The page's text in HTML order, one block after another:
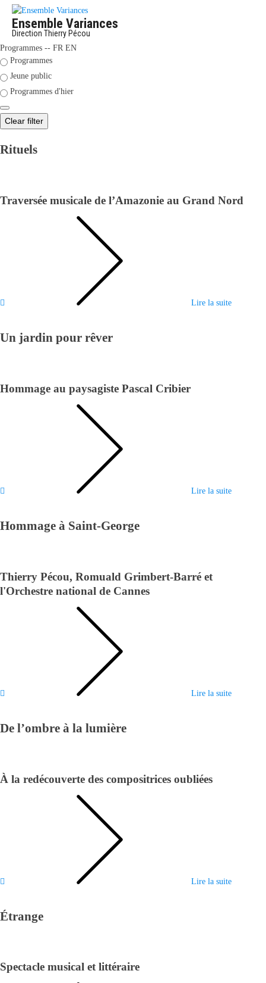
Ensemble Variances
Direction Thierry Pécou
Programmes -- FR EN
Programmes
Jeune public
Programmes d'hier
Clear filter
Rituels
Traversée musicale de l’Amazonie au Grand Nord
Lire la suite
Un jardin pour rêver
Hommage au paysagiste Pascal Cribier
Lire la suite
Hommage à Saint-George
Thierry Pécou, Romuald Grimbert-Barré et
l'Orchestre national de Cannes
Lire la suite
De l’ombre à la lumière
À la redécouverte des compositrices oubliées
Lire la suite
Étrange
Spectacle musical et littéraire